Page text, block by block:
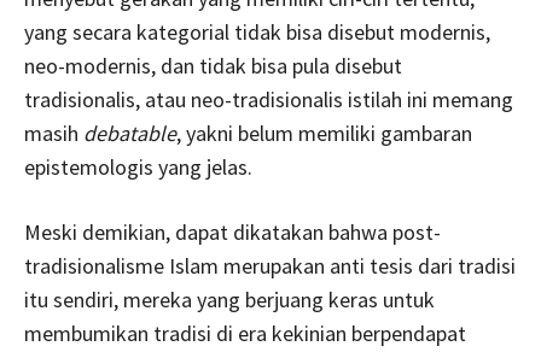
yang secara kategorial tidak bisa disebut modernis,
neo-modernis, dan tidak bisa pula disebut
tradisionalis, atau neo-tradisionalis istilah ini memang
masih debatable, yakni belum memiliki gambaran
epistemologis yang jelas.
Meski demikian, dapat dikatakan bahwa post-
tradisionalisme Islam merupakan anti tesis dari tradisi
itu sendiri, mereka yang berjuang keras untuk
membumikan tradisi di era kekinian berpendapat